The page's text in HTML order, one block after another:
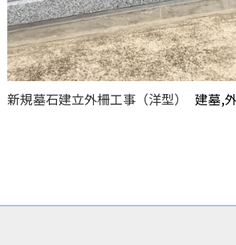
新規墓石建立外柵工事（洋型） 建墓,